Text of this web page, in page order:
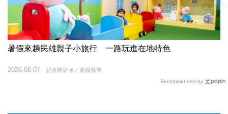
暑假來趟民雄親子小旅行 一路玩進在地特色
記者林詩涵／嘉義報導
2026-08-07
Recommended by